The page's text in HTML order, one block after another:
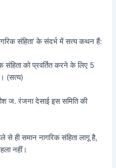
संहिता’ के संदर्भ में सत्य कथन हैं:
संहिता को प्रवर्तित करने के लिए 5
(सत्य)
ज. रंजना देसाई इस समिति की
ही समान नागरिक संहिता लागू है,
नहीं।